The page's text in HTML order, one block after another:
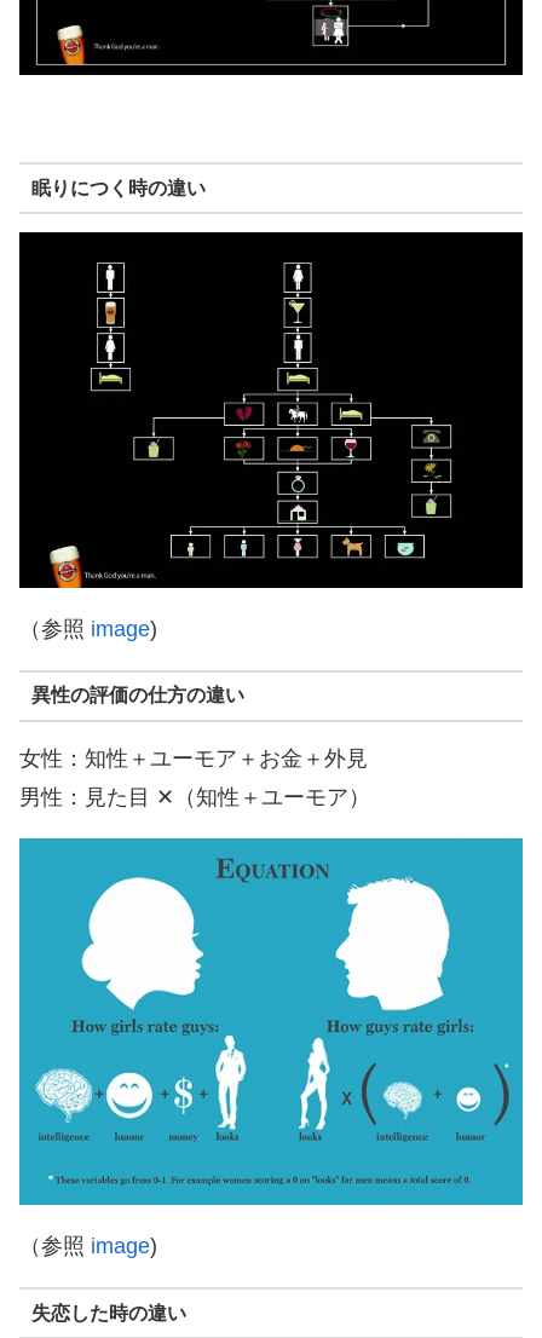
眠りにつく時の違い
（参照 image)
異性の評価の仕方の違い
女性：知性＋ユーモア＋お金＋外見
男性：見た目 ✕（知性＋ユーモア）
（参照 image)
失恋した時の違い